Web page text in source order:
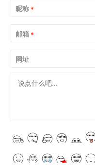
昵称 *
邮箱 *
网址